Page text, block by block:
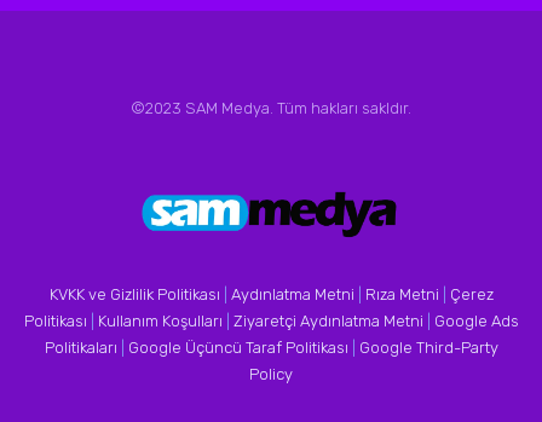
©2023 SAM Medya. Tüm hakları sakldır.
KVKK ve Gizlilik Politikası Aydınlatma Metni Rıza Metni
Çerez
Politikası
Kullanım Koşulları Ziyaretçi Aydınlatma Metni
Google Ads
Politikaları
Google Üçüncü Taraf Politikası
Google Third-Party
Policy